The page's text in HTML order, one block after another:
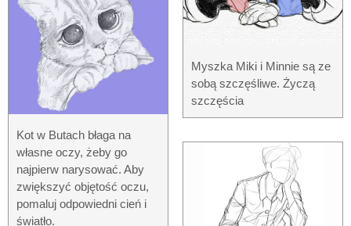
Kot w Butach błaga na
własne oczy, żeby go
najpierw narysować. Aby
zwiększyć objętość oczu,
pomaluj odpowiedni cień i
światło.
Myszka Miki i Minnie są ze
sobą szczęśliwe. Życzą
szczęścia